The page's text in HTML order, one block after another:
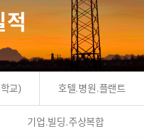
적
교) 호텔.병원.플랜트
기업.빌딩.주상복합